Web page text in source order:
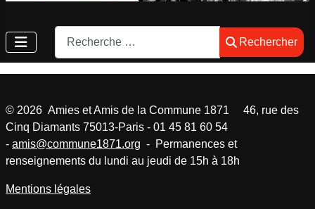
Rechercher
Rechercher
© 2026 Amies et Amis de la Commune 1871 46, rue des
Cinq Diamants 75013-Paris - 01 45 81 60 54
- amis@commune1871.org - Permanences et
renseignements du lundi au jeudi de 15h à 18h
Mentions légales